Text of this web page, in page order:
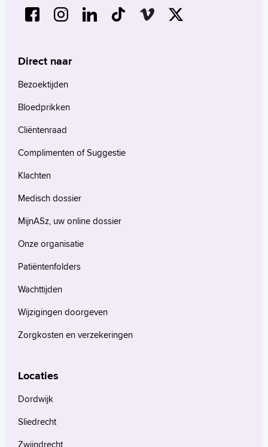
MijnASz
Language
English
Français
Türkçe
Arabisch
Direct naar
Bezoektijden
Bloedprikken
Cliëntenraad
Complimenten of Suggestie
Klachten
Medisch dossier
MijnASz, uw online dossier
Onze organisatie
Patiëntenfolders
Wachttijden
Wijzigingen doorgeven
Zorgkosten en verzekeringen
Locaties
Dordwijk
Sliedrecht
Zwijndrecht